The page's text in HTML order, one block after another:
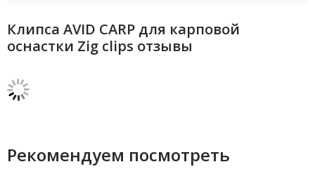
Клипса AVID CARP для карповой
оснастки Zig clips отзывы
Рекомендуем посмотреть